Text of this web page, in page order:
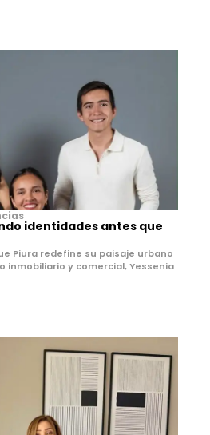
identidades antes que
Piura redefine su paisaje urbano
inmobiliario y comercial, Yessenia